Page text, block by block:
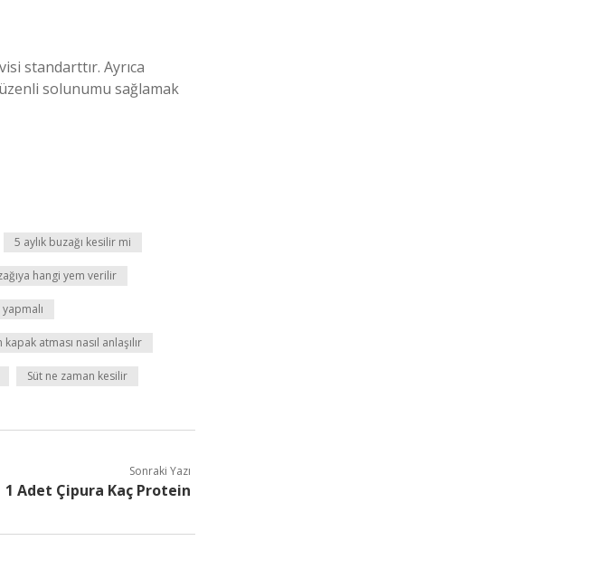
standarttır. Ayrıca
solunumu sağlamak
5 aylık buzağı kesilir mi
hangi yem verilir
yapmalı
kapak atması nasıl anlaşılır
Süt ne zaman kesilir
Sonraki Yazı
1 Adet Çipura Kaç Protein